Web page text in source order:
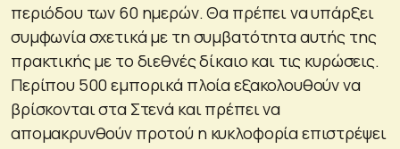
περιόδου των 60 ημερών. Θα πρέπει να υπάρξει
συμφωνία σχετικά με τη συμβατότητα αυτής της
πρακτικής με το διεθνές δίκαιο και τις κυρώσεις.
Περίπου 500 εμπορικά πλοία εξακολουθούν να
βρίσκονται στα Στενά και πρέπει να
απομακρυνθούν προτού η κυκλοφορία επιστρέψει